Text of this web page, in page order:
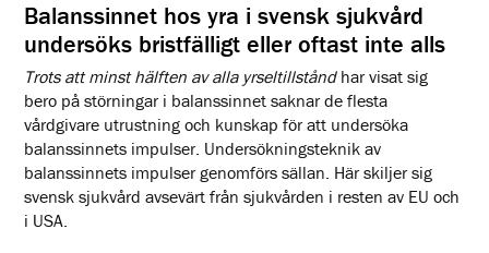
Balanssinnet hos yra i svensk sjukvård
undersöks bristfälligt eller oftast inte alls
Trots att minst hälften av alla yrseltillståndhar visat sig
bero på störningar i balanssinnet saknar de flesta
vårdgivare utrustning och kunskap för att undersöka
balanssinnets impulser. Undersökningsteknik av
balanssinnets impulser genomförs sällan. Här skiljer sig
svensk sjukvård avsevärt från sjukvården i resten av EU och
i USA.